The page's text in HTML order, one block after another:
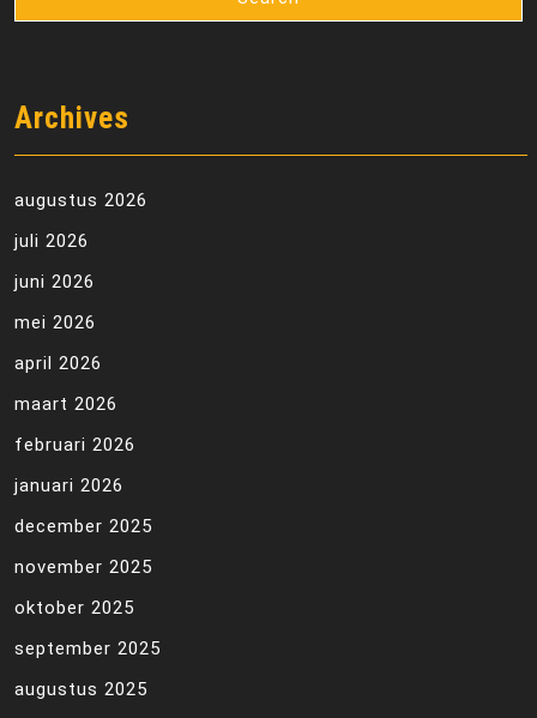
Archives
augustus 2026
juli 2026
juni 2026
mei 2026
april 2026
maart 2026
februari 2026
januari 2026
december 2025
november 2025
oktober 2025
september 2025
augustus 2025